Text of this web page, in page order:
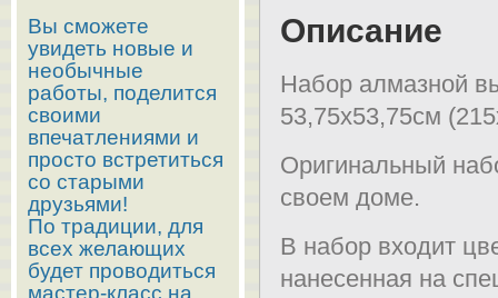
Описание
Набор алмазной
53,75х53,75см
Оригинальный
своем доме.
В набор входит
нанесенная на
Вы сможете
увидеть новые и
необычные
работы, поделится
своими
впечатлениями и
просто встретиться
со старыми
друзьями!
По традиции, для
всех желающих
будет проводиться
мастер-класс на